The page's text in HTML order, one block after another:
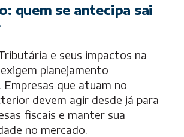
quem se antecipa sai
e seus impactos na
planejamento
que atuam no
devem agir desde já para
fiscais e manter sua
no mercado.